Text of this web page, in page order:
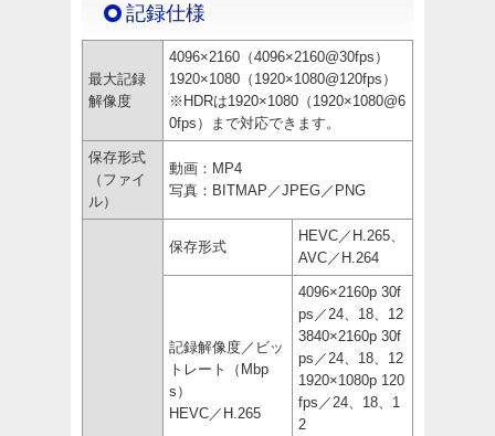
記録仕様
最大記録
解像度
4096×2160（4096×2160@30fps）
1920×1080（1920×1080@120fps）
※HDRは1920×1080（1920×1080@6
0fps）まで対応できます。
保存形式
（ファイ
ル）
動画：MP4
写真：BITMAP／JPEG／PNG
保存形式
HEVC／H.265、
AVC／H.264
記録解像度／ビッ
トレート（Mbp
s）
HEVC／H.265
4096×2160p 30f
ps／24、18、12
3840×2160p 30f
ps／24、18、12
1920×1080p 120
fps／24、18、1
2